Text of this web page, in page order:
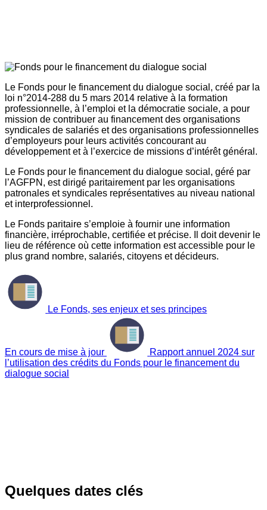
Le Fonds pour le financement du dialogue social, créé par la
loi n°2014-288 du 5 mars 2014 relative à la formation
professionnelle, à l’emploi et la démocratie sociale, a pour
mission de contribuer au financement des organisations
syndicales de salariés et des organisations professionnelles
d’employeurs pour leurs activités concourant au
développement et à l’exercice de missions d’intérêt général.
Le Fonds pour le financement du dialogue social, géré par
l’AGFPN, est dirigé paritairement par les organisations
patronales et syndicales représentatives au niveau national
et interprofessionnel.
Le Fonds paritaire s’emploie à fournir une information
financière, irréprochable, certifiée et précise. Il doit devenir le
lieu de référence où cette information est accessible pour le
plus grand nombre, salariés, citoyens et décideurs.
Le Fonds, ses enjeux et ses principes
En cours de mise à jour
Rapport annuel 2024 sur
l’utilisation des crédits du Fonds pour le financement du
dialogue social
Quelques dates clés